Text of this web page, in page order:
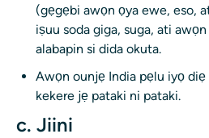
(gẹgẹbi awọn ọya ewe, eso,
iṣuu soda giga, suga, ati
alabapin si dida okuta.
Awọn ounjẹ India pẹlu iyọ
kekere jẹ pataki ni pataki.
c. Jiini